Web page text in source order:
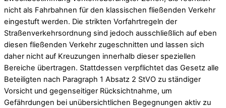
nicht als Fahrbahnen für den klassischen fließenden Verkehr
eingestuft werden. Die strikten Vorfahrtregeln der
Straßenverkehrsordnung sind jedoch ausschließlich auf eben
diesen fließenden Verkehr zugeschnitten und lassen sich
daher nicht auf Kreuzungen innerhalb dieser speziellen
Bereiche übertragen. Stattdessen verpflichtet das Gesetz alle
Beteiligten nach Paragraph 1 Absatz 2 StVO zu ständiger
Vorsicht und gegenseitiger Rücksichtnahme, um
Gefährdungen bei unübersichtlichen Begegnungen aktiv zu